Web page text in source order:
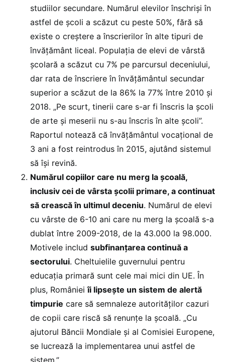
studiilor secundare. Numărul elevilor înschriși în
astfel de școli a scăzut cu peste 50%, fără să
existe o creștere a înscrierilor în alte tipuri de
învățământ liceal. Populația de elevi de vârstă
școlară a scăzut cu 7% pe parcursul deceniului,
dar rata de înscriere în învățământul secundar
superior a scăzut de la 86% la 77% între 2010 și
2018. „Pe scurt, tinerii care s-ar fi înscris la școli
de arte și meserii nu s-au înscris în alte școli”.
Raportul notează că învățământul vocațional de
3 ani a fost reintrodus în 2015, ajutând sistemul
să își revină.
Numărul copiilor care nu merg la școală,
inclusiv cei de vârsta școlii primare, a continuat
să crească în ultimul deceniu. Numărul de elevi
cu vârste de 6-10 ani care nu merg la școală s-a
dublat între 2009-2018, de la 43.000 la 98.000.
Motivele includ subfinanțarea continuă a
sectorului. Cheltuielile guvernului pentru
educația primară sunt cele mai mici din UE. În
plus, Românieiîi lipsește un sistem de alertă
timpurie care să semnaleze autorităților cazuri
de copii care riscă să renunțe la școală. „Cu
ajutorul Băncii Mondiale și al Comisiei Europene,
se lucrează la implementarea unui astfel de